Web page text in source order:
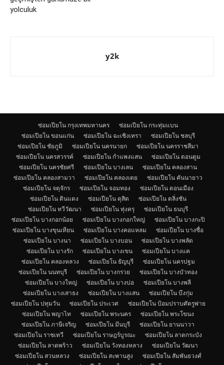
yolculuk
y2k
ซ่อมเปียโน กรุงเทพมหานคร
ซ่อมเปียโน กระทุ่มแบน
ซ่อมเปียโน ขอนแก่น
ซ่อมเปียโน ฉะเชิงเทรา
ซ่อมเปียโน ชลบุรี
ซ่อมเปียโน ชัยภูมิ
ซ่อมเปียโน นครนายก
ซ่อมเปียโน นครราชสีมา
ซ่อมเปียโน นครสวรรค์
ซ่อมเปียโน กำแพงแสน
ซ่อมเปียโน ดอนตูม
ซ่อมเปียโน นครชัยศรี
ซ่อมเปียโน บางเลน
ซ่อมเปียโน คลองสาน
ซ่อมเปียโน คลองสามวา
ซ่อมเปียโน คลองเตย
ซ่อมเปียโน คันนายาว
ซ่อมเปียโน จตุจักร
ซ่อมเปียโน จอมทอง
ซ่อมเปียโน ดอนเมือง
ซ่อมเปียโน ดินแดง
ซ่อมเปียโน ดุสิต
ซ่อมเปียโน ตลิ่งชัน
ซ่อมเปียโน ทวีวัฒนา
ซ่อมเปียโน ทุ่งครุ
ซ่อมเปียโน ธนบุรี
ซ่อมเปียโน บางกอกน้อย
ซ่อมเปียโน บางกอกใหญ่
ซ่อมเปียโน บางกะปิ
ซ่อมเปียโน บางขุนเทียน
ซ่อมเปียโน บางคอแหลม
ซ่อมเปียโน บางซื่อ
ซ่อมเปียโน บางนา
ซ่อมเปียโน บางบอน
ซ่อมเปียโน บางพลัด
ซ่อมเปียโน บางรัก
ซ่อมเปียโน บางเขน
ซ่อมเปียโน บางแค
ซ่อมเปียโน คลองหลวง
ซ่อมเปียโน ธัญบุรี
ซ่อมเปียโน นครปฐม
ซ่อมเปียโน นนทบุรี
ซ่อมเปียโน บางกรวย
ซ่อมเปียโน บางบัวทอง
ซ่อมเปียโน บางใหญ่
ซ่อมเปียโน บางบ่อ
ซ่อมเปียโน บางพลี
ซ่อมเปียโน บางเสาธง
ซ่อมเปียโน บางแสน
ซ่อมเปียโน บึงกุ่ม
ซ่อมเปียโน ปทุมวัน
ซ่อมเปียโน ประเวศ
ซ่อมเปียโน ป้อมปราบศัตรูพ่าย
ซ่อมเปียโน พญาไท
ซ่อมเปียโน พระนคร
ซ่อมเปียโน พระโขนง
ซ่อมเปียโน ภาษีเจริญ
ซ่อมเปียโน มีนบุรี
ซ่อมเปียโน ยานนาวา
ซ่อมเปียโน ราชเทวี
ซ่อมเปียโน ราษฎร์บูรณะ
ซ่อมเปียโน ลาดกระบัง
ซ่อมเปียโน ลาดพร้าว
ซ่อมเปียโน วังทองหลาง
ซ่อมเปียโน วัฒนา
ซ่อมเปียโน สวนหลวง
ซ่อมเปียโน สะพานสูง
ซ่อมเปียโน สัมพันธวงศ์